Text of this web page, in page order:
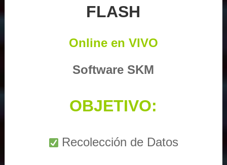
FLASH
Online en VIVO
Software SKM
OBJETIVO:
Recolección de Datos